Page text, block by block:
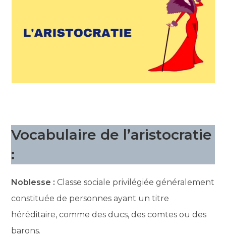
Vocabulaire de l’aristocratie
:
Noblesse : Classe sociale privilégiée généralement
constituée de personnes ayant un titre
héréditaire, comme des ducs, des comtes ou des
barons.